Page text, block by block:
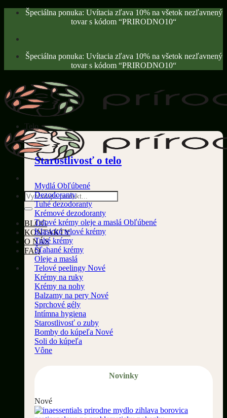
Skip
Špeciálna ponuka: Uvítacia zľava 10% na všetok nezľavnený
tovar s kódom “PRIRODNO10“
Špeciálna ponuka: Uvítacia zľava 10% na všetok nezľavnený
tovar s kódom “PRIRODNO10“
Hľadať:
BLOG
KONTAKTY
O NÁS
FAQ
Telo
Starostlivosť o telo
Mydlá
Dezodoranty
Tuhé dezodoranty
Krémové dezodoranty
Telové krémy oleje a maslá
Klasické telové krémy
Tuhé krémy
Šľahané krémy
Oleje a maslá
Telové peelingy
Krémy na ruky
Krémy na nohy
Balzamy na pery
Sprchové gély
Intímna hygiena
Starostlivosť o zuby
Bomby do kúpeľa
Soli do kúpeľa
Vône
Novinky
Nové